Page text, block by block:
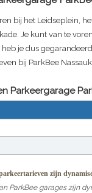
bij het Leidseplein,
Je kunt van te
heb je dus
bij ParkBee
Parkeergarage
zijn
ParkBee garages zijn